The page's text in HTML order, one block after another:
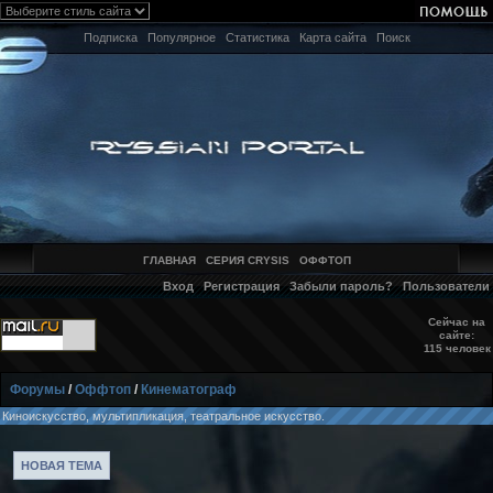
Подписка Популярное Статистика Карта сайта Поиск
ГЛАВНАЯ СЕРИЯ CRYSIS ОФФТОП
Вход Регистрация Забыли пароль? Пользователи
Сейчас на
сайте:
115 человек
Форумы /Оффтоп / Кинематограф
Киноискусство, мультипликация, театральное искусство.
НОВАЯ ТЕМА